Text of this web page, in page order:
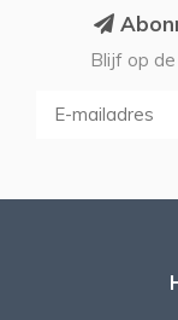
Blijf op